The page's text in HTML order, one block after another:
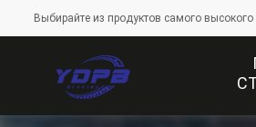
Выбирайте из продуктов самого высокого